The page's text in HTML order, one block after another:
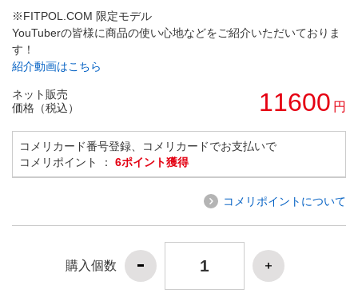
※FITPOL.COM 限定モデル
YouTuberの皆様に商品の使い心地などをご紹介いただいておりま
す！
紹介動画はこちら
ネット販売
価格（税込）
11600 円
コメリカード番号登録、コメリカードでお支払いで
コメリポイント ： 6ポイント獲得
コメリポイントについて
購入個数